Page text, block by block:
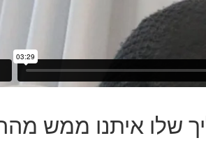
שלו איתנו ממש